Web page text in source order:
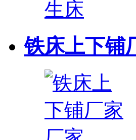
铁床上下铺